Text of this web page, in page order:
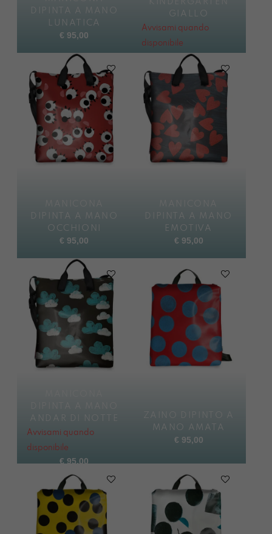
DIPINTA A MANO
LUNATICA
€ 95,00
GIALLO
Avvisami quando
disponibile
95,00
DIPINTA A MANO
OCCHIONI
€ 95,00
DIPINTA A MANO
EMOTIVA
€ 95,00
ANDAR DI NOTTE
Avvisami quando
disponibile
€ 95,00
MANO AMATA
€ 95,00